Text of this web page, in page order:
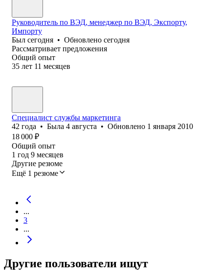
Руководитель по ВЭД, менеджер по ВЭД, Экспорту,
Импорту
Был сегодня • Обновлено сегодня
Рассматривает предложения
Общий опыт
35 лет 11 месяцев
Специалист службы маркетинга
42 года • Была 4 августа • Обновлено 1 января 2010
18 000 ₽
Общий опыт
1 год 9 месяцев
Другие резюме
Ещё 1 резюме
...
3
...
Другие пользователи ищут